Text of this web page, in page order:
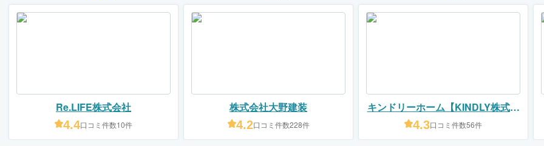
Re.LIFE株式会社
4.4口コミ件数10件
株式会社大野建装
4.2口コミ件数228件
キンドリーホーム【KINDLY株式会
社】
4.3口コミ件数56件